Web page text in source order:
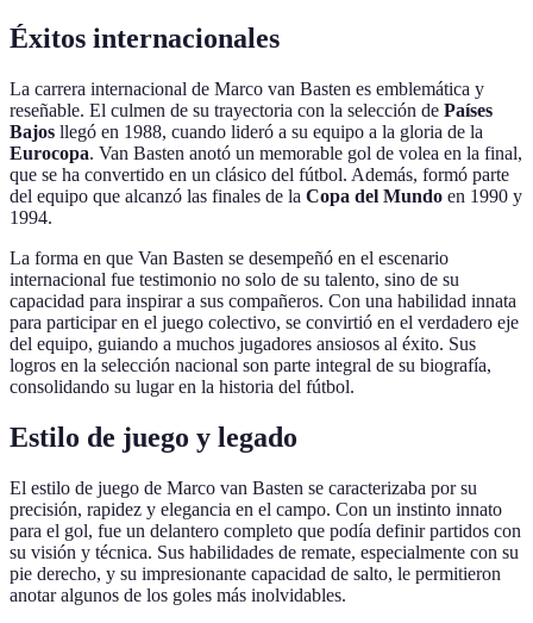
Éxitos internacionales
La carrera internacional de Marco van Basten es emblemática y
reseñable. El culmen de su trayectoria con la selección de Países
Bajos llegó en 1988, cuando lideró a su equipo a la gloria de la
Eurocopa. Van Basten anotó un memorable gol de volea en la final,
que se ha convertido en un clásico del fútbol. Además, formó parte
del equipo que alcanzó las finales de la Copa del Mundo en 1990 y
1994.
La forma en que Van Basten se desempeñó en el escenario
internacional fue testimonio no solo de su talento, sino de su
capacidad para inspirar a sus compañeros. Con una habilidad innata
para participar en el juego colectivo, se convirtió en el verdadero eje
del equipo, guiando a muchos jugadores ansiosos al éxito. Sus
logros en la selección nacional son parte integral de su biografía,
consolidando su lugar en la historia del fútbol.
Estilo de juego y legado
El estilo de juego de Marco van Basten se caracterizaba por su
precisión, rapidez y elegancia en el campo. Con un instinto innato
para el gol, fue un delantero completo que podía definir partidos con
su visión y técnica. Sus habilidades de remate, especialmente con su
pie derecho, y su impresionante capacidad de salto, le permitieron
anotar algunos de los goles más inolvidables.